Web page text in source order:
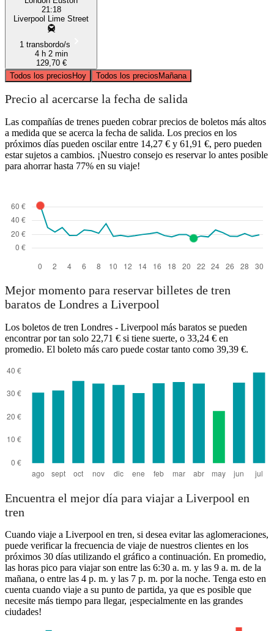
21:18
Liverpool Lime Street
1 transbordo/s
4 h 2 min
129,70 €
Todos los preciosHoy Todos los preciosMañana
Precio al acercarse la fecha de salida
Las compañías de trenes pueden cobrar precios de boletos más altos
a medida que se acerca la fecha de salida. Los precios en los
próximos días pueden oscilar entre 14,27 € y 61,91 €, pero pueden
estar sujetos a cambios. ¡Nuestro consejo es reservar lo antes posible
para ahorrar hasta 77% en su viaje!
Mejor momento para reservar billetes de tren
baratos de Londres a Liverpool
Los boletos de tren Londres - Liverpool más baratos se pueden
encontrar por tan solo 22,71 € si tiene suerte, o 33,24 € en
promedio. El boleto más caro puede costar tanto como 39,39 €.
Encuentra el mejor día para viajar a Liverpool en
tren
Cuando viaje a Liverpool en tren, si desea evitar las aglomeraciones,
puede verificar la frecuencia de viaje de nuestros clientes en los
próximos 30 días utilizando el gráfico a continuación. En promedio,
las horas pico para viajar son entre las 6:30 a. m. y las 9 a. m. de la
mañana, o entre las 4 p. m. y las 7 p. m. por la noche. Tenga esto en
cuenta cuando viaje a su punto de partida, ya que es posible que
necesite más tiempo para llegar, ¡especialmente en las grandes
ciudades!